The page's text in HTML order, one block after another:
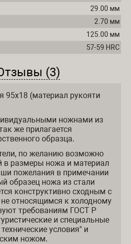
вкладка)
(3)
95х18 (материал рукояти
ножнами из
же прилагается
образца.
по желанию возможно
в размеры ножа и материал
пожелания в примечании
образец ножа из стали
конструктивно сходным с
относящимся к холодному
требованиям ГОСТ Р
и специальные
условия" и
ножом.
29.00 мм
2.70 мм
125.00 мм
57-59 HRC